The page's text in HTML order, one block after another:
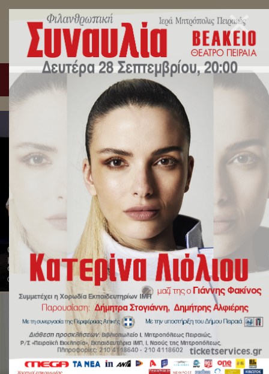
Ο Σεβ. Μητροπολίτης Πειραιώς συνεχάρη τις μαθήτριες και τους
μαθητές των Εκπαιδευτηρίων της Ι.Μ.Π. για την εισαγωγή τους
στην Τριτοβάθμια Εκπαίδευση.
28 Ιουλίου 2026